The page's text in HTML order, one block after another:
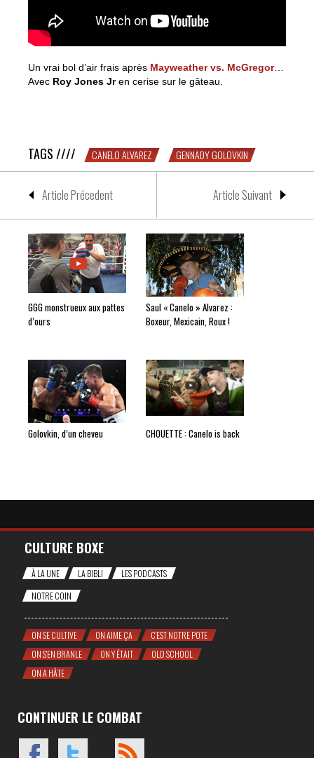
Un vrai bol d’air frais après Mayweather vs. McGregor…
Avec Roy Jones Jren cerise sur le gâteau.
TAGS //// CANELO ALVAREZ GENNADY GOLOVKIN
Article Précedent Article Suivant
GGG monstrueux aux pattes
d’ours
Saul « Canelo » Alvarez :
Boxeur, Mexicain, Roux !
Golovkin, d’un cheveu CHOUETTE : Canelo is back
CULTURE BOXE
À LA UNE LA BIBLI
LES PODCASTS
NOTRE COIN
ON SE CULTIVE ON AIME ÇA
C'EST NOTRE POTE
ON S'EN BRANLE
ON Y ÉTAIT
OLD SCHOOL
ON A HÂTE
CONTINUER LE COMBAT